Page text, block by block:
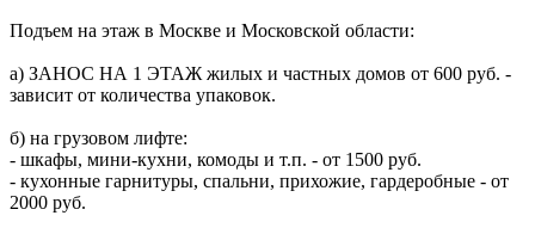
Подъем на этаж в Москве и Московской области:
а) ЗАНОС НА 1 ЭТАЖ жилых и частных домов от 600 руб. -
зависит от количества упаковок.
б) на грузовом лифте:
- шкафы, мини-кухни, комоды и т.п. - от 1500 руб.
- кухонные гарнитуры, спальни, прихожие, гардеробные - от
2000 руб.